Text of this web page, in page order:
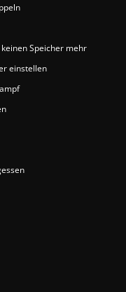
Speicher mehr
einstellen